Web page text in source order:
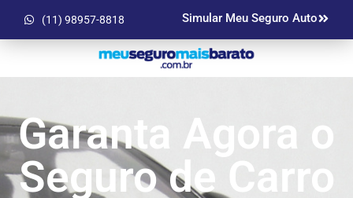
(11) 98957-8818 Simular Meu Seguro Auto
Garanta Agora o
Seguro de Carro